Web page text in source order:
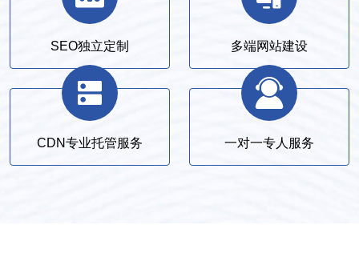
SEO独立定制 多端网站建设
CDN专业托管服务 一对一专人服务